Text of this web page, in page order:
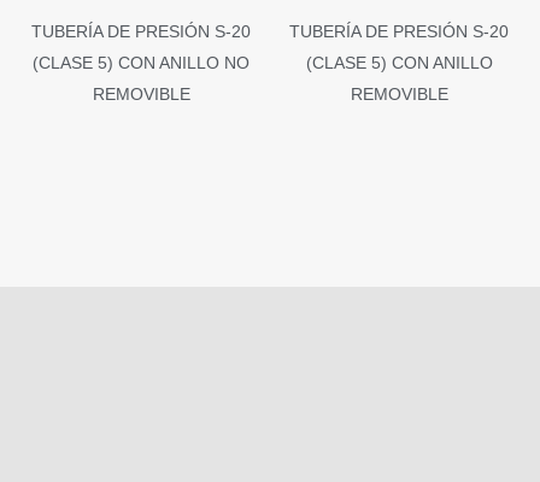
TUBERÍA DE PRESIÓN S-20
(CLASE 5) CON ANILLO NO
REMOVIBLE
TUBERÍA DE PRESIÓN S-20
(CLASE 5) CON ANILLO
REMOVIBLE